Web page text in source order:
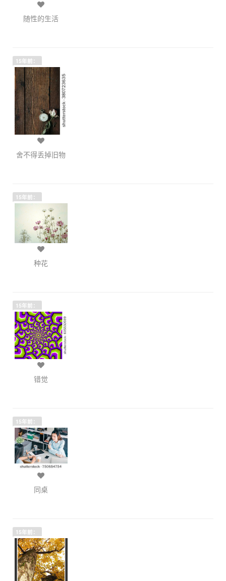
随性的生活
15年前：
舍不得丢掉旧物
15年前：
种花
15年前：
错觉
15年前：
同桌
15年前：